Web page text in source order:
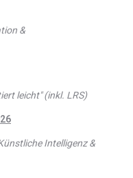
&
leicht" (inkl. LRS)
Intelligenz &